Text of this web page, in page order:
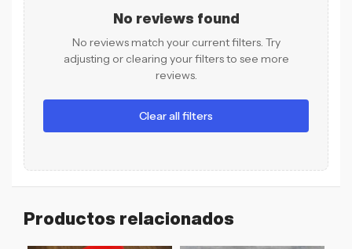
No reviews found
No reviews match your current filters. Try
adjusting or clearing your filters to see more
reviews.
Clear all filters
Productos relacionados